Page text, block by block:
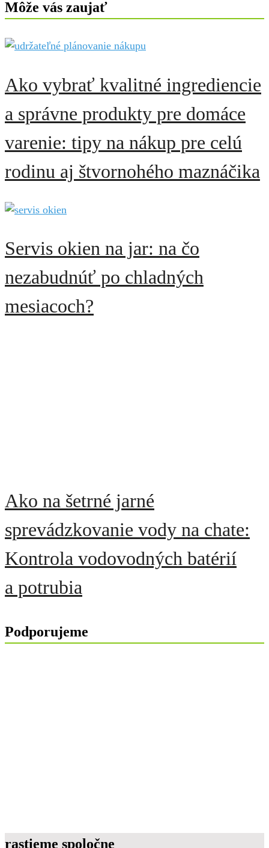
Môže vás zaujať
Ako vybrať kvalitné ingrediencie
a správne produkty pre domáce
varenie: tipy na nákup pre celú
rodinu aj štvornohého maznáčika
Servis okien na jar: na čo
nezabudnúť po chladných
mesiacoch?
Ako na šetrné jarné
sprevádzkovanie vody na chate:
Kontrola vodovodných batérií
a potrubia
Podporujeme
rastieme spoločne